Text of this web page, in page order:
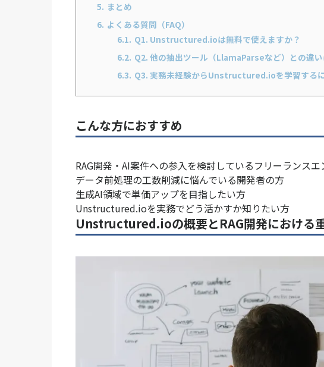
5. まとめ
6. よくある質問（FAQ）
6.1. Q1. Unstructured.ioは無料で使えますか？
6.2. Q2. 他の抽出ツール（LlamaParseなど）との違い
6.3. Q3. 実務未経験からUnstructured.ioを学習する
こんな方におすすめ
RAG開発・AI案件への参入を検討しているフリーランス
データ前処理の工数削減に悩んでいる開発者の方
生成AI領域で単価アップを目指したい方
Unstructured.ioを実務でどう活かすか知りたい方
Unstructured.ioの概要とRAG開発における